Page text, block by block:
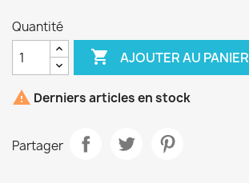
Quantité
 AJOUTER AU PANIER
 Derniers articles en stock
Partager